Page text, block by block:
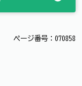
ページ番号：070858